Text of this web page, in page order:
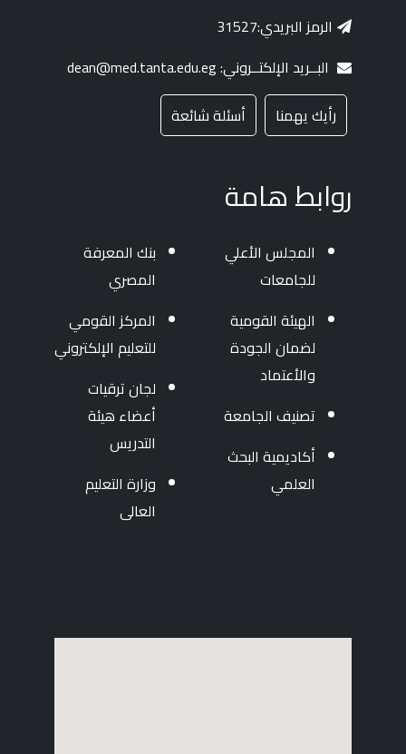
الرمز البريدي:31527
البــريد الإلكتــروني: dean@med.tanta.edu.eg
رأيك يهمنا
أسئلة شائعة
روابط هامة
المجلس الأعلي
للجامعات
الهيئة القومية
لضمان الجودة
والأعتماد
تصنيف الجامعة
أكاديمية البحث
العلمي
بنك المعرفة
المصري
المركز القومي
للتعليم الإلكتروني
لجان ترقيات
أعضاء هيئة
التدريس
وزارة التعليم
العالى